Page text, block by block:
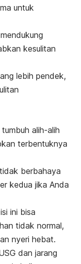
untuk
kesulitan
lebih pendek,
alih-alih
terbentuknya
berbahaya
kedua jika Anda
ini bisa
tidak normal,
nyeri hebat.
dan jarang